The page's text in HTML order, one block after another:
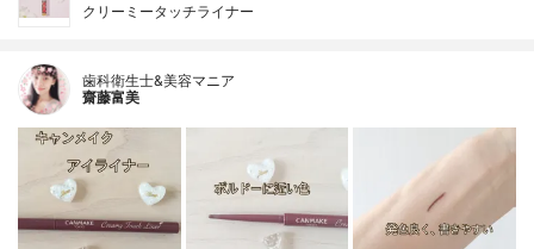
クリーミータッチライナー
歯科衛生士&美容マニア
齋藤富美